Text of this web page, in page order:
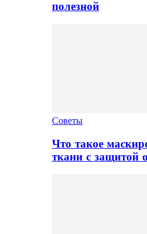
полезной
Советы
Что такое
ткани с защитой